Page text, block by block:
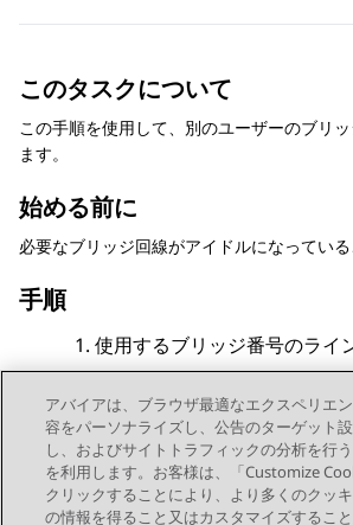
このタスクについて
この手順を使用して、別のユーザーのブリ
ます。
始める前に
必要なブリッジ回線がアイドルになっている
手順
使用するブリッジ番号のライ
インターディジットタイマーがタ
電話機が通話を開始します。
アバイアは、ブラウザ最適なエクスペリエ
容をパーソナライズし、公告のターゲット
し、およびサイトトラフィックの分析を行
を利用します。お客様は、「Customize
クリックすることにより、より多くのクッ
の情報を得ること又はカスタマイズするこ